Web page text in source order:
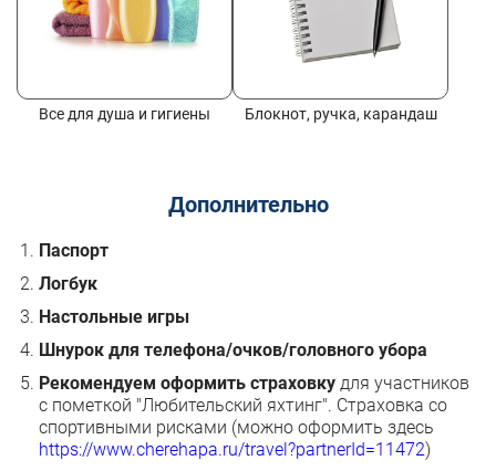
Все для душа и гигиены Блокнот, ручка, карандаш
Дополнительно
Паспорт
Логбук
Настольные игры
Шнурок для телефона/очков/головного убора
Рекомендуем оформить страховку для участников
с пометкой "Любительский яхтинг". Страховка со
спортивными рисками (можно оформить здесь
https://www.cherehapa.ru/travel?partnerId=11472)